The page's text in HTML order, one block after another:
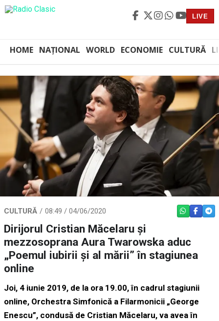
LIVE
HOME NAȚIONAL WORLD ECONOMIE CULTURĂ
CULTURĂ 08:49 / 04/06/2020 WHATSAPP
Dirijorul Cristian Măcelaru și
mezzosoprana Aura Twarowska aduc
„Poemul iubirii şi al mării” în stagiunea
online
Joi, 4 iunie 2019, de la ora 19.00, în cadrul stagiunii
online, Orchestra Simfonică a Filarmonicii „George
Enescu”, condusă de Cristian Măcelaru, va avea în